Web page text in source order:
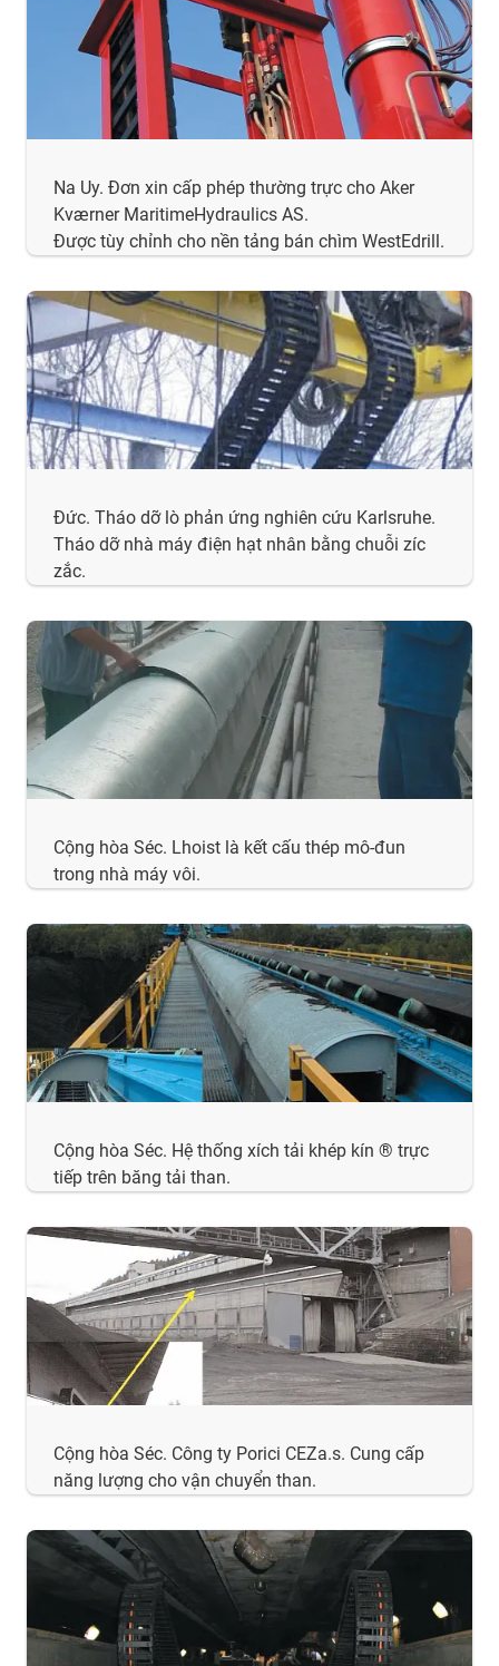
Na Uy. Đơn xin cấp phép thường trực cho Aker
Kværner MaritimeHydraulics AS.
Được tùy chỉnh cho nền tảng bán chìm WestEdrill.
Đức. Tháo dỡ lò phản ứng nghiên cứu Karlsruhe.
Tháo dỡ nhà máy điện hạt nhân bằng chuỗi zíc
zắc.
Cộng hòa Séc. Lhoist là kết cấu thép mô-đun
trong nhà máy vôi.
Cộng hòa Séc. Hệ thống xích tải khép kín ® trực
tiếp trên băng tải than.
Cộng hòa Séc. Công ty Porici CEZa.s. Cung cấp
năng lượng cho vận chuyển than.